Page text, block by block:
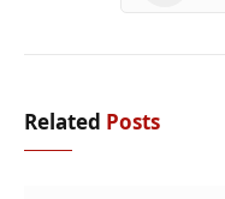
Related Posts